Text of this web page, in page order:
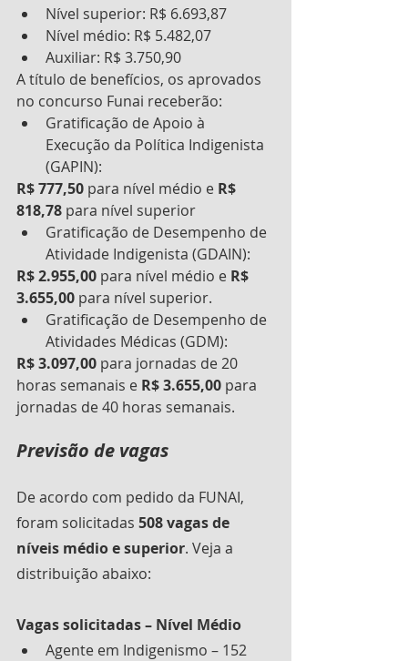
Nível superior: R$ 6.693,87
Nível médio: R$ 5.482,07
Auxiliar: R$ 3.750,90
A título de benefícios, os aprovados
no concurso Funai receberão:
Gratificação de Apoio à
Execução da Política Indigenista
(GAPIN):
R$ 777,50 para nível médio e R$
818,78 para nível superior
Gratificação de Desempenho de
Atividade Indigenista (GDAIN):
R$ 2.955,00 para nível médio e R$
3.655,00 para nível superior.
Gratificação de Desempenho de
Atividades Médicas (GDM):
R$ 3.097,00 para jornadas de 20
horas semanais e R$ 3.655,00 para
jornadas de 40 horas semanais.
Previsão de vagas
De acordo com pedido da FUNAI,
foram solicitadas 508 vagas de
níveis médio e superior. Veja a
distribuição abaixo:
Vagas solicitadas – Nível Médio
Agente em Indigenismo – 152